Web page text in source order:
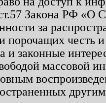
Закона РФ «О
за
порочащих честь
законные
массовой